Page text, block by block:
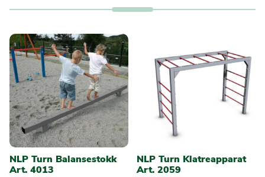
NLP Turn Balansestokk
Art. 4013
NLP Turn Klatreapparat
Art. 2059